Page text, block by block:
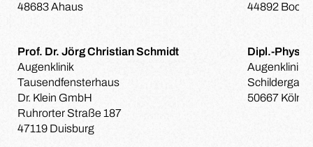
48683 Ahaus
44892
Prof. Dr. Jörg Christian Schmidt
Augenklinik
Tausendfensterhaus
Dr. Klein GmbH
Ruhrorter Straße 187
47119 Duisburg
Dipl.-Phys.
Augenklinik
50667 Köln